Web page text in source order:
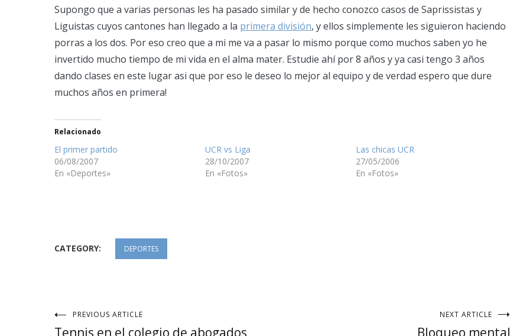
Supongo que a varias personas les ha pasado similar y de hecho conozco casos de Saprissistas y
Liguistas cuyos cantones han llegado a la primera división, y ellos simplemente les siguieron haciendo
porras a los dos. Por eso creo que a mi me va a pasar lo mismo porque como muchos saben yo he
invertido mucho tiempo de mi vida en el alma mater. Estudie ahí por 8 años y ya casi tengo 3 años
dando clases en este lugar asi que por eso le deseo lo mejor al equipo y de verdad espero que dure
muchos años en primera!
Relacionado
El primer partido
06/08/2007
En «Deportes»
UCR vs Liga
28/10/2007
En «Fotos»
Las chicas UCR
27/05/2006
En «Fotos»
CATEGORY: DEPORTES
Navegación
PREVIOUS ARTICLE
Tennis en el colegio de abogados
NEXT ARTICLE
Bloqueo mental